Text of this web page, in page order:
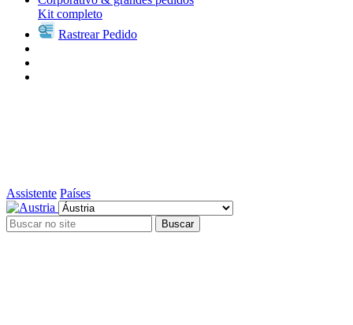
Kit completo
Rastrear Pedido
Assistente Países
Buscar